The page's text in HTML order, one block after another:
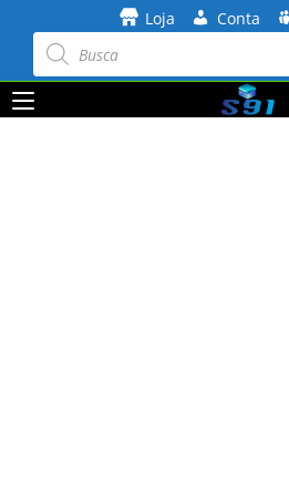
conteúdo
Loja Conta
Pesquisar
produtos